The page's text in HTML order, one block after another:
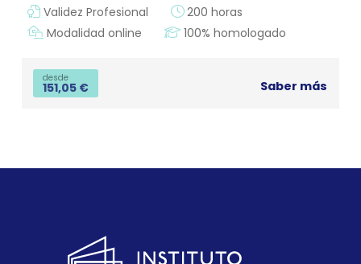
Validez Profesional
200 horas
Modalidad online
100% homologado
desde
151,05 € Saber más